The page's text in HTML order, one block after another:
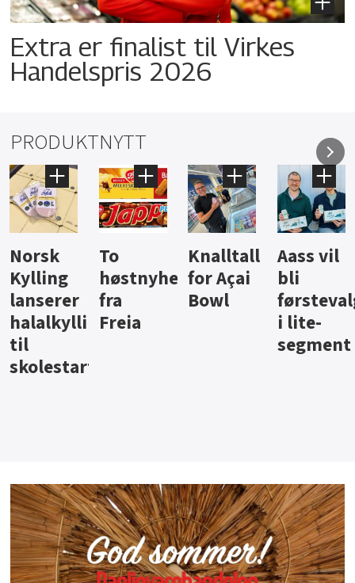
Extra er finalist til Virkes
Handelspris 2026
PRODUKTNYTT
Knalltall
for Açai
Bowl
Aass vil
bli
førstevalg
i lite-
Brus og
jus fra
Berentsen
Hard
iste fra
Hansa